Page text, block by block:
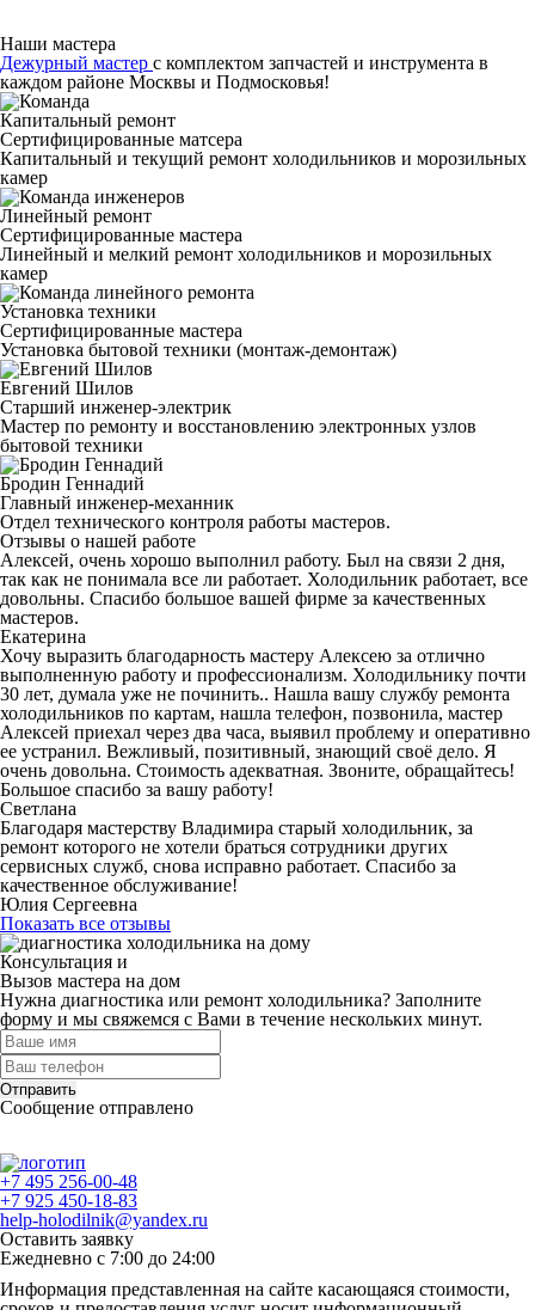
Наши мастера
Дежурный мастер с комплектом запчастей и инструмента в
каждом районе Москвы и Подмосковья!
Капитальный ремонт
Сертифицированные матсера
Капитальный и текущий ремонт холодильников и морозильных
камер
Линейный ремонт
Сертифицированные мастера
Линейный и мелкий ремонт холодильников и морозильных
камер
Установка техники
Сертифицированные мастера
Установка бытовой техники (монтаж-демонтаж)
Евгений Шилов
Старший инженер-электрик
Мастер по ремонту и восстановлению электронных узлов
бытовой техники
Бродин Геннадий
Главный инженер-механник
Отдел технического контроля работы мастеров.
Отзывы о нашей работе
Алексей, очень хорошо выполнил работу. Был на связи 2 дня,
так как не понимала все ли работает. Холодильник работает, все
довольны. Спасибо большое вашей фирме за качественных
мастеров.
Екатерина
Хочу выразить благодарность мастеру Алексею за отлично
выполненную работу и профессионализм. Холодильнику почти
30 лет, думала уже не починить.. Нашла вашу службу ремонта
холодильников по картам, нашла телефон, позвонила, мастер
Алексей приехал через два часа, выявил проблему и оперативно
ее устранил. Вежливый, позитивный, знающий своё дело. Я
очень довольна. Стоимость адекватная. Звоните, обращайтесь!
Большое спасибо за вашу работу!
Светлана
Благодаря мастерству Владимира старый холодильник, за
ремонт которого не хотели браться сотрудники других
сервисных служб, снова исправно работает. Спасибо за
качественное обслуживание!
Юлия Сергеевна
Показать все отзывы
Консультация и
Вызов мастера на дом
Нужна диагностика или ремонт холодильника? Заполните
форму и мы свяжемся с Вами в течение нескольких минут.
Отправить
Сообщение отправлено
+7 495 256-00-48
+7 925 450-18-83
help-holodilnik@yandex.ru
Оставить заявку
Ежедневно с 7:00 до 24:00
Информация представленная на сайте касающаяся стоимости,